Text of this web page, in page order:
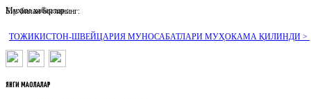
Муҳим хабарлар :
ТОЖИКИСТОН-ШВЕЙЦАРИЯ МУНОСАБАТЛАРИ МУҲОКАМА ҚИЛИНДИ >
Биз билан боғланинг:
ЯНГИ МАҚОЛАЛАР